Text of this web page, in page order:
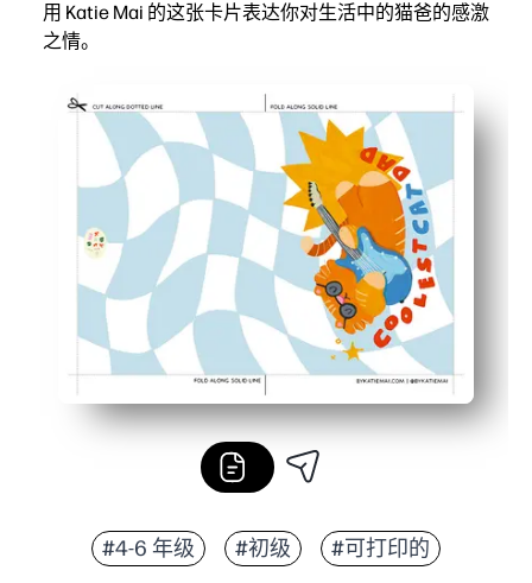
用 Katie Mai 的这张卡片表达你对生活中的猫爸的感激
之情。
#4-6 年级 #初级 #可打印的